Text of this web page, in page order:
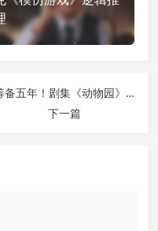
筹备五年！剧集《动物园》重返寿山，李淳近距离接触大象直呼：像闯进《侏罗纪公园》
下一篇